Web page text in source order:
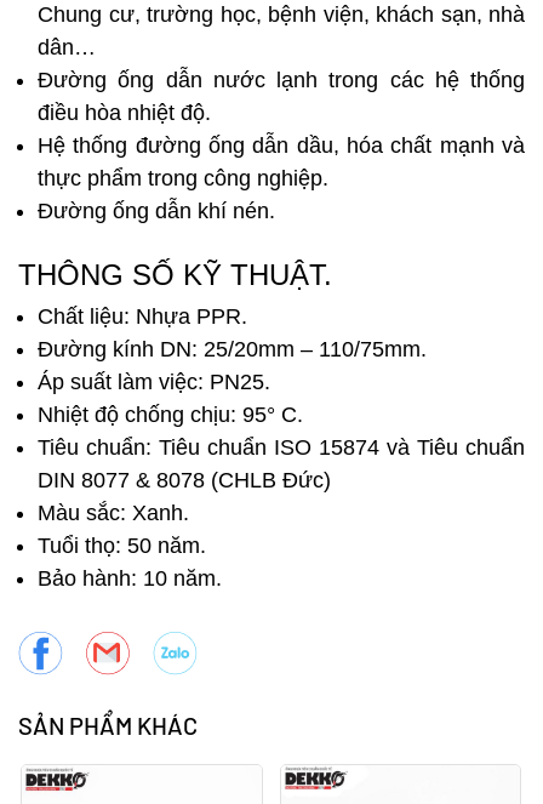
Chung cư, trường học, bệnh viện, khách sạn, nhà
dân…
Đường ống dẫn nước lạnh trong các hệ thống
điều hòa nhiệt độ.
Hệ thống đường ống dẫn dầu, hóa chất mạnh và
thực phẩm trong công nghiệp.
Đường ống dẫn khí nén.
THÔNG SỐ KỸ THUẬT.
Chất liệu: Nhựa PPR.
Đường kính DN: 25/20mm – 110/75mm.
Áp suất làm việc: PN25.
Nhiệt độ chống chịu: 95° C.
Tiêu chuẩn: Tiêu chuẩn ISO 15874 và Tiêu chuẩn
DIN 8077 & 8078 (CHLB Đức)
Màu sắc: Xanh.
Tuổi thọ: 50 năm.
Bảo hành: 10 năm.
SẢN PHẨM KHÁC